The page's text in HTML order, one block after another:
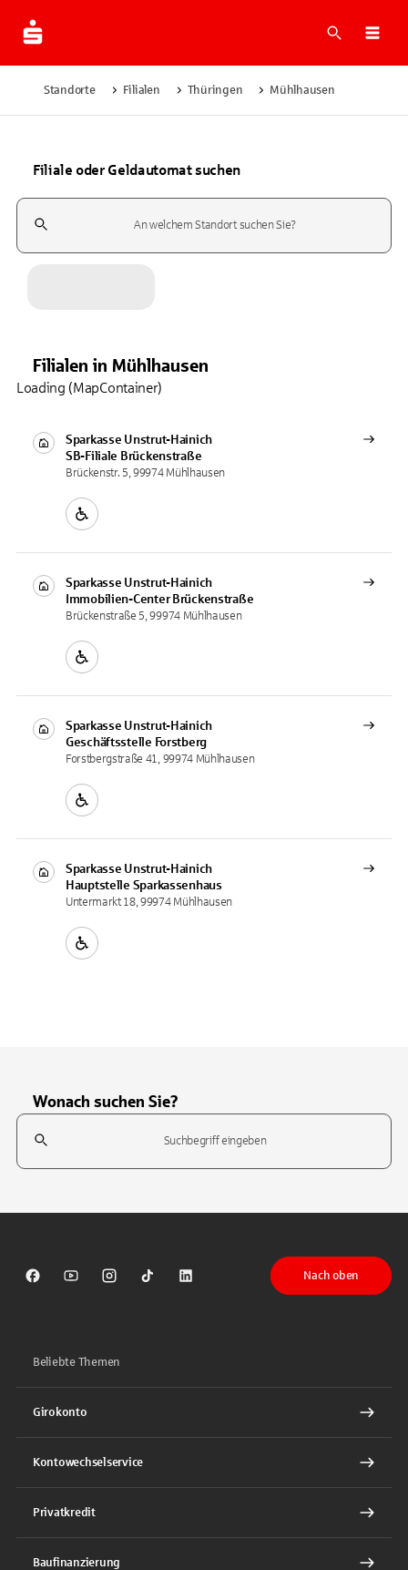
Suche
Standorte Filialen Thüringen Mühlhausen
Filiale oder Geldautomat suchen
Suchfeld
Filialen in Mühlhausen
Sparkasse Unstrut-Hainich
SB-Filiale Brückenstraße
Brückenstr. 5, 99974 Mühlhausen
Sparkasse Unstrut-Hainich
Immobilien-Center Brückenstraße
Brückenstraße 5, 99974 Mühlhausen
Sparkasse Unstrut-Hainich
Geschäftsstelle Forstberg
Forstbergstraße 41, 99974 Mühlhausen
Sparkasse Unstrut-Hainich
Hauptstelle Sparkassenhaus
Untermarkt 18, 99974 Mühlhausen
Loading (MapContainer)
Wonach suchen Sie?
Suchfeld
Sparkasse auf Facebook
Sparkasse auf Youtube
Sparkasse auf Instagram
Sparkasse auf TikTok
Sparkasse auf LinkedIn
Nach oben
Beliebte Themen
Girokonto
Kontowechselservice
Privatkredit
Baufinanzierung